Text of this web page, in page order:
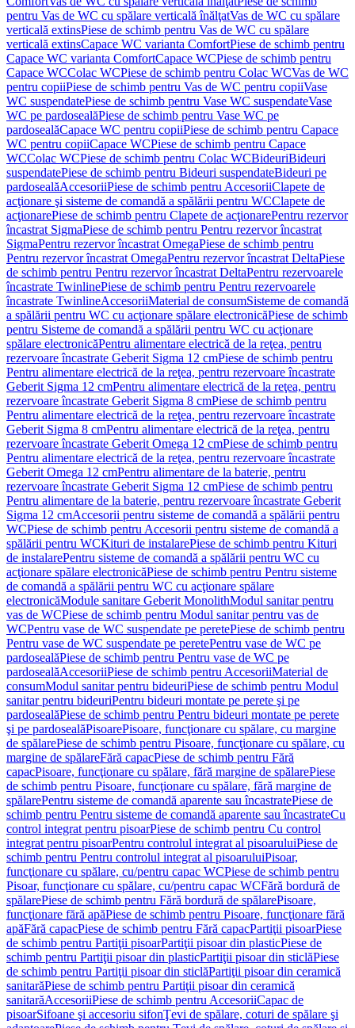
pentru Vas de WC cu spălare verticală înălţatVas de WC cu spălare
verticală extinsPiese de schimb pentru Vas de WC cu spălare
verticală extinsCapace WC varianta ComfortPiese de schimb pentru
Capace WC varianta ComfortCapace WCPiese de schimb pentru
Capace WCColac WCPiese de schimb pentru Colac WCVas de WC
pentru copiiPiese de schimb pentru Vas de WC pentru copiiVase
WC suspendatePiese de schimb pentru Vase WC suspendateVase
WC pe pardosealăPiese de schimb pentru Vase WC pe
pardosealăCapace WC pentru copiiPiese de schimb pentru Capace
WC pentru copiiCapace WCPiese de schimb pentru Capace
WCColac WCPiese de schimb pentru Colac WCBideuriBideuri
suspendatePiese de schimb pentru Bideuri suspendateBideuri pe
pardosealăAccesoriiPiese de schimb pentru AccesoriiClapete de
acţionare şi sisteme de comandă a spălării pentru WCClapete de
acţionarePiese de schimb pentru Clapete de acţionarePentru rezervor
încastrat SigmaPiese de schimb pentru Pentru rezervor încastrat
SigmaPentru rezervor încastrat OmegaPiese de schimb pentru
Pentru rezervor încastrat OmegaPentru rezervor încastrat DeltaPiese
de schimb pentru Pentru rezervor încastrat DeltaPentru rezervoarele
încastrate TwinlinePiese de schimb pentru Pentru rezervoarele
încastrate TwinlineAccesoriiMaterial de consumSisteme de comandă
a spălării pentru WC cu acţionare spălare electronicăPiese de schimb
pentru Sisteme de comandă a spălării pentru WC cu acţionare
spălare electronicăPentru alimentare electrică de la reţea, pentru
rezervoare încastrate Geberit Sigma 12 cmPiese de schimb pentru
Pentru alimentare electrică de la reţea, pentru rezervoare încastrate
Geberit Sigma 12 cmPentru alimentare electrică de la reţea, pentru
rezervoare încastrate Geberit Sigma 8 cmPiese de schimb pentru
Pentru alimentare electrică de la reţea, pentru rezervoare încastrate
Geberit Sigma 8 cmPentru alimentare electrică de la reţea, pentru
rezervoare încastrate Geberit Omega 12 cmPiese de schimb pentru
Pentru alimentare electrică de la reţea, pentru rezervoare încastrate
Geberit Omega 12 cmPentru alimentare de la baterie, pentru
rezervoare încastrate Geberit Sigma 12 cmPiese de schimb pentru
Pentru alimentare de la baterie, pentru rezervoare încastrate Geberit
Sigma 12 cmAccesorii pentru sisteme de comandă a spălării pentru
WCPiese de schimb pentru Accesorii pentru sisteme de comandă a
spălării pentru WCKituri de instalarePiese de schimb pentru Kituri
de instalarePentru sisteme de comandă a spălării pentru WC cu
acţionare spălare electronicăPiese de schimb pentru Pentru sisteme
de comandă a spălării pentru WC cu acţionare spălare
electronicăModule sanitare Geberit MonolithModul sanitar pentru
vas de WCPiese de schimb pentru Modul sanitar pentru vas de
WCPentru vase de WC suspendate pe peretePiese de schimb pentru
Pentru vase de WC suspendate pe peretePentru vase de WC pe
pardosealăPiese de schimb pentru Pentru vase de WC pe
pardosealăAccesoriiPiese de schimb pentru AccesoriiMaterial de
consumModul sanitar pentru bideuriPiese de schimb pentru Modul
sanitar pentru bideuriPentru bideuri montate pe perete şi pe
pardosealăPiese de schimb pentru Pentru bideuri montate pe perete
şi pe pardosealăPisoarePisoare, funcţionare cu spălare, cu margine
de spălarePiese de schimb pentru Pisoare, funcţionare cu spălare, cu
margine de spălareFără capacPiese de schimb pentru Fără
capacPisoare, funcţionare cu spălare, fără margine de spălarePiese
de schimb pentru Pisoare, funcţionare cu spălare, fără margine de
spălarePentru sisteme de comandă aparente sau încastratePiese de
schimb pentru Pentru sisteme de comandă aparente sau încastrateCu
control integrat pentru pisoarPiese de schimb pentru Cu control
integrat pentru pisoarPentru controlul integrat al pisoaruluiPiese de
schimb pentru Pentru controlul integrat al pisoaruluiPisoar,
funcţionare cu spălare, cu/pentru capac WCPiese de schimb pentru
Pisoar, funcţionare cu spălare, cu/pentru capac WCFără bordură de
spălarePiese de schimb pentru Fără bordură de spălarePisoare,
funcţionare fără apăPiese de schimb pentru Pisoare, funcţionare fără
apăFără capacPiese de schimb pentru Fără capacPartiţii pisoarPiese
de schimb pentru Partiţii pisoarPartiţii pisoar din plasticPiese de
schimb pentru Partiţii pisoar din plasticPartiţii pisoar din sticlăPiese
de schimb pentru Partiţii pisoar din sticlăPartiţii pisoar din ceramică
sanitarăPiese de schimb pentru Partiţii pisoar din ceramică
sanitarăAccesoriiPiese de schimb pentru AccesoriiCapac de
pisoarSifoane şi accesoriu sifonŢevi de spălare, coturi de spălare şi